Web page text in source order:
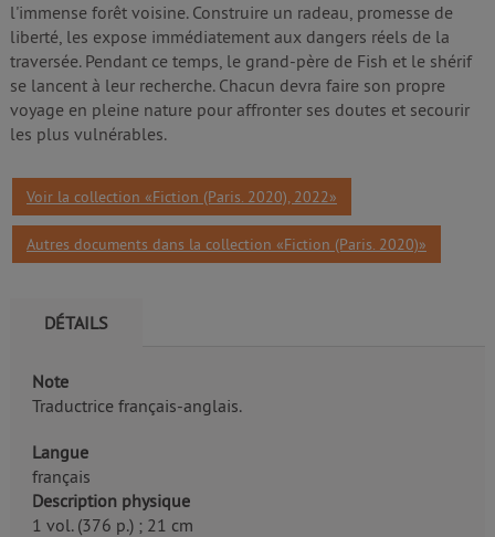
l'immense forêt voisine. Construire un radeau, promesse de
liberté, les expose immédiatement aux dangers réels de la
traversée. Pendant ce temps, le grand-père de Fish et le shérif
se lancent à leur recherche. Chacun devra faire son propre
voyage en pleine nature pour affronter ses doutes et secourir
les plus vulnérables.
Voir la collection «Fiction (Paris. 2020), 2022»
Autres documents dans la collection «Fiction (Paris. 2020)»
DÉTAILS
Note
Traductrice français-anglais.
Langue
français
Description physique
1 vol. (376 p.) ; 21 cm